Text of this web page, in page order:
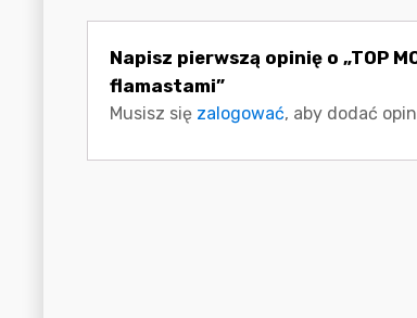
Napisz pierwszą opinię o „TOP
flamastami”
Musisz się zalogować, aby dodać